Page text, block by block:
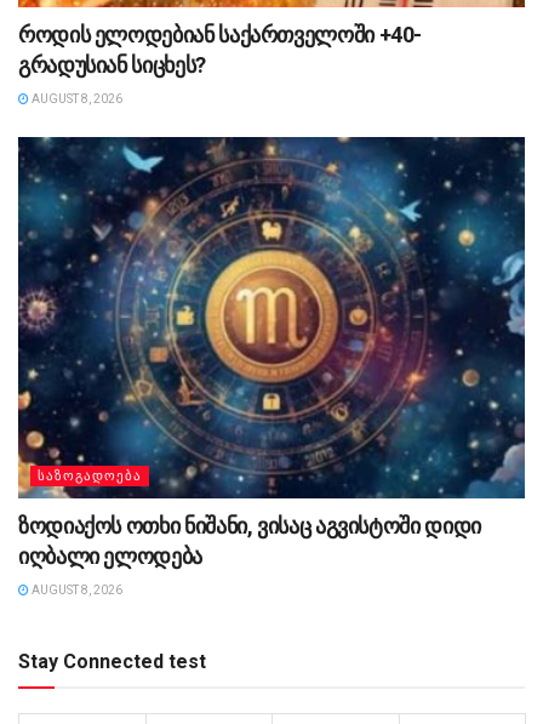
როდის ელოდებიან საქართველოში +40-
გრადუსიან სიცხეს?
AUGUST 8, 2026
ᲡᲐᲖᲝᲒᲐᲓᲝᲔᲑᲐ
ზოდიაქოს ოთხი ნიშანი, ვისაც აგვისტოში დიდი
იღბალი ელოდება
AUGUST 8, 2026
Stay Connected test